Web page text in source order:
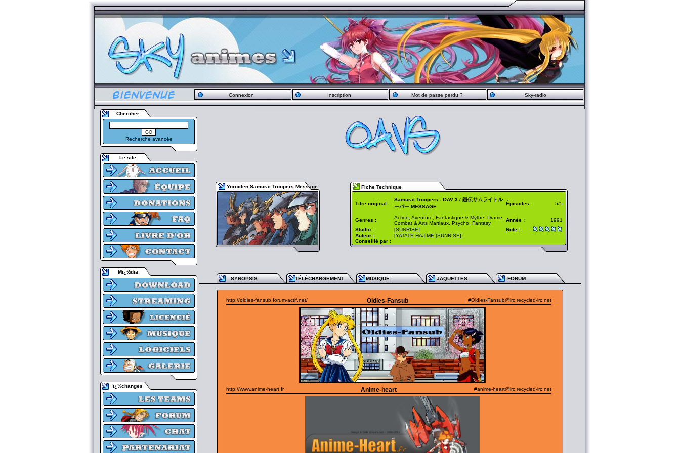
Connexion Inscription Mot de passe perdu ? Sky-radio
Chercher
Recherche avancée
Le site
Mï¿½dia
ï¿½changes
Yoroiden Samurai Troopers Message Fiche Technique
Titre original :
Samurai Troopers - OAV 3 / 鎧伝サムライトル
ーパー MESSAGE
Épisodes : 5/5
Genres :
Action, Aventure, Fantastique & Mythe, Drame,
Combat & Arts Martiaux, Psycho, Fantasy
Année :
1991
Studio :
[SUNRISE] Note :
Auteur :
[YATATE HAJIME [SUNRISE]]
Conseillé par :
SYNOPSIS TÉLÉCHARGEMENT MUSIQUE JAQUETTES FORUM
http://oldies-fansub.forum-actif.net/ Oldies-Fansub #Oldies-Fansub@irc.recycled-irc.net
http://www.anime-heart.fr Anime-heart #anime-heart@irc.recycled-irc.net